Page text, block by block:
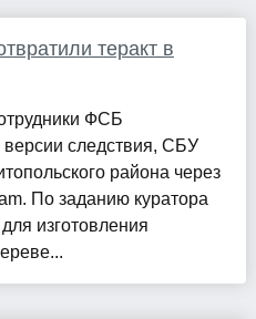
теракт в
ФСБ
версии следствия, СБУ
района через
По заданию куратора
изготовления